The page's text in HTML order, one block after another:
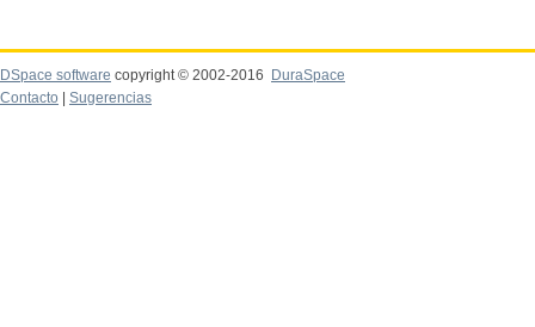
DSpace software copyright © 2002-2016
DuraSpace
Contacto
Sugerencias